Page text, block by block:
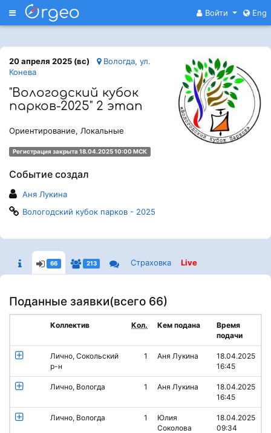
Меню Войти Eng
20 апреля 2025 (вс)
Вологда, ул.
Конева
"Вологодский кубок
парков-2025" 2 этап
Ориентирование, Локальные
Регистрация закрыта 18.04.2025 10:00 МСК
Событие создал
Аня Лукина
Вологодский кубок парков - 2025
66 213 Страховка Live
Поданные заявки(всего 66)
Коллектив Кол. Кем подана
Время
подачи
Лично, Сокольский
р-н
1 Аня Лукина
18.04.2025
16:45
Лично, Вологда 1 Аня Лукина
18.04.2025
16:45
Лично, Вологда 1
Юлия
Соколова
18.04.2025
09:34